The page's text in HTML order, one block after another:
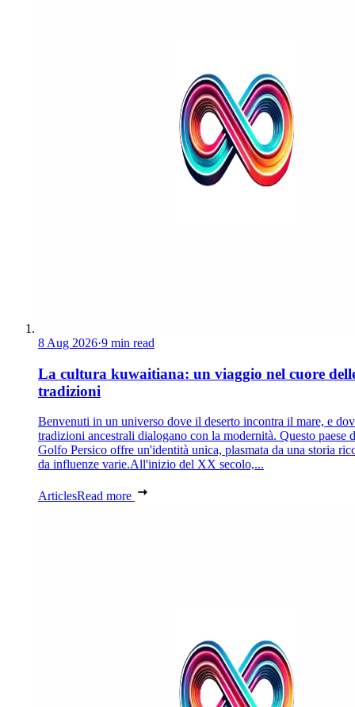
8 Aug 2026·9 min read
La cultura kuwaitiana: un viaggio nel cuore
tradizioni
Benvenuti in un universo dove il deserto incontra il mare, e
tradizioni ancestrali dialogano con la modernità. Questo paese
Golfo Persico offre un'identità unica, plasmata da una storia
da influenze varie.All'inizio del XX secolo,...
ArticlesRead more